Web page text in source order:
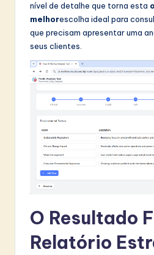
nível de detalhe que torna esta
melhorescolha ideal para
que precisam apresentar uma
seus clientes.
O Resultado
Relatório